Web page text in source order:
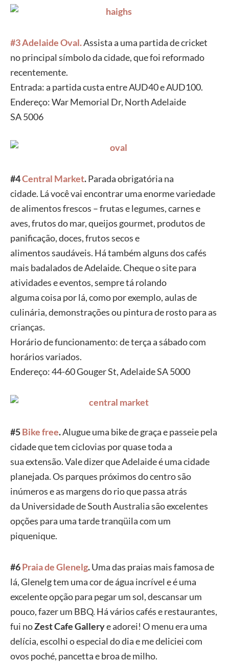
#3 Adelaide Oval.Assista a uma partida de cricket
no principal símbolodacidade,que foi reformado
recentemente.
Entrada: a partida custa entreAUD40 e AUD100.
Endereço: War Memorial Dr, North Adelaide
SA5006
#4Central Market.Parada obrigatória na
cidade. Lá você vai encontrar uma enorme variedade
de alimentosfrescos – frutas e legumes, carnes e
aves, frutos do mar, queijos gourmet, produtos de
panificação, doces, frutos secos e
alimentossaudáveis. Há também alguns dos cafés
mais badalados de Adelaide.Cheque o site para
atividades e eventos, sempre tá rolando
algumacoisa por lá, como por exemplo, aulas de
culinária, demonstraçõesou pintura de rosto para as
crianças.
Horário de funcionamento: deterça a sábado com
horários variados.
Endereço: 44-60 Gouger St,Adelaide SA 5000
#5Bikefree.Alugue uma bike de graça epasseie pela
cidade que temciclovias por quase toda a
suaextensão. Vale dizer que Adelaide é umacidade
planejada. Os parques próximosdo centro são
inúmeros e as margens do rio que passa atrás
da Universidade de South Australia são excelentes
opções para umatarde tranqüila com um
piquenique.
#6Praia deGlenelg.Uma das praias mais famosade
lá, Glenelg tem uma cor de água incrível e é uma
excelente opçãopara pegar um sol, descansar um
pouco, fazer um BBQ. Há várioscafés e restaurantes,
fui noZest CafeGallerye adorei! O menu era uma
delícia,escolhi o especial do dia e me deliciei com
ovos poché, pancetta ebroa de milho.